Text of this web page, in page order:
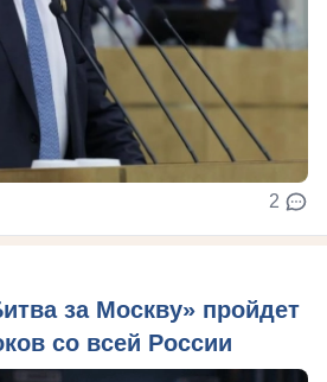
2
за Москву» пройдет
со всей России